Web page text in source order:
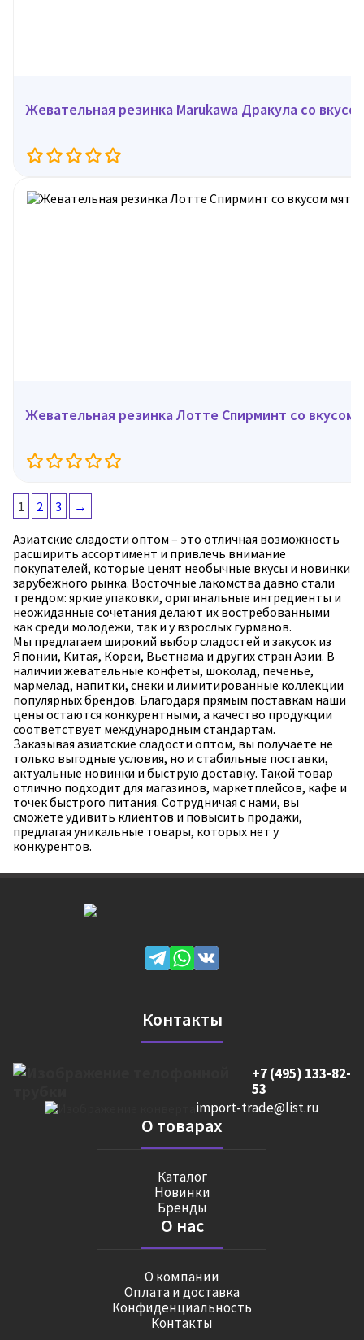
Жевательная резинка Marukawa Дракула со
Жевательная резинка Лотте Спирминт со вкусом
1 2 3
→
Азиатские сладости оптом – это отличная возможность
расширить ассортимент и привлечь внимание
покупателей, которые ценят необычные вкусы и новинки
зарубежного рынка. Восточные лакомства давно стали
трендом: яркие упаковки, оригинальные ингредиенты и
неожиданные сочетания делают их востребованными
как среди молодежи, так и у взрослых гурманов.
Мы предлагаем широкий выбор сладостей и закусок из
Японии, Китая, Кореи, Вьетнама и других стран Азии. В
наличии жевательные конфеты, шоколад, печенье,
мармелад, напитки, снеки и лимитированные коллекции
популярных брендов. Благодаря прямым поставкам наши
цены остаются конкурентными, а качество продукции
соответствует международным стандартам.
Заказывая азиатские сладости оптом, вы получаете не
только выгодные условия, но и стабильные поставки,
актуальные новинки и быструю доставку. Такой товар
отлично подходит для магазинов, маркетплейсов, кафе и
точек быстрого питания. Сотрудничая с нами, вы
сможете удивить клиентов и повысить продажи,
предлагая уникальные товары, которых нет у
конкурентов.
Контакты
+7 (495) 133-82-
53
import-trade@list.ru
О товарах
Каталог
Новинки
Бренды
О нас
О компании
Оплата и доставка
Конфиденциальность
Контакты